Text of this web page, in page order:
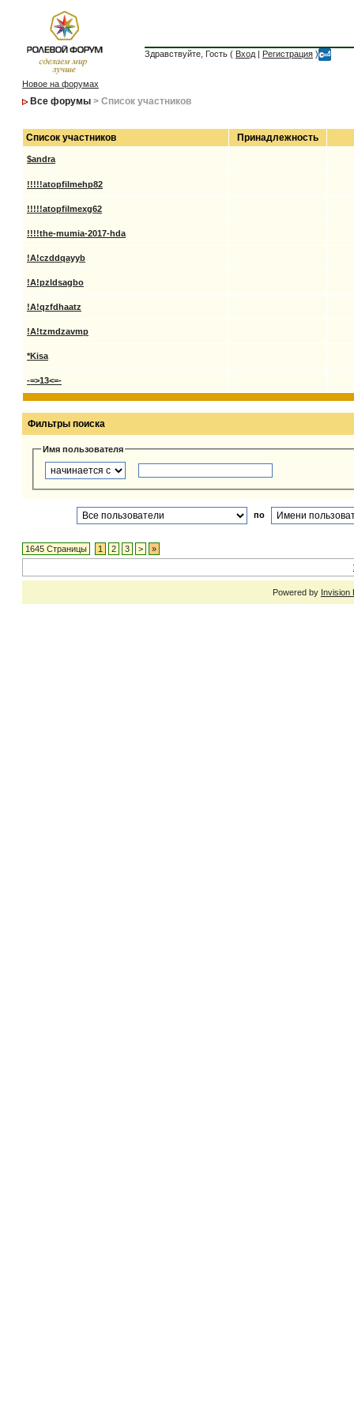
Здравствуйте, Гость ( Вход | Регистрация )
Новое на форумах
Все форумы > Список участников
Список участников Принадлежность
$andra
!!!!!atopfilmehp82
!!!!!atopfilmexg62
!!!!the-mumia-2017-hda
!A!czddqayyb
!A!pzldsagbo
!A!qzfdhaatz
!A!tzmdzavmp
*Kisa
-=>13<=-
Фильтры поиска
Имя пользователя
по
1645 Страницы 1 2 3 > »
Powered by Invision